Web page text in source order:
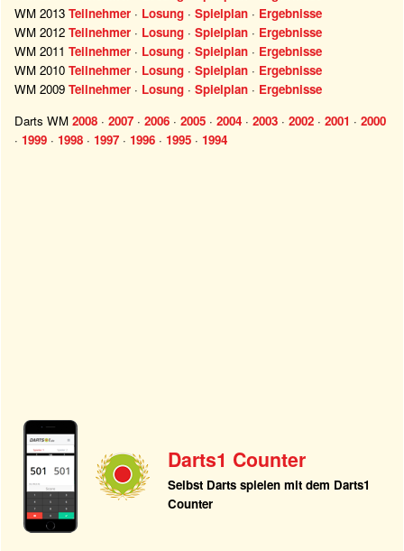
WM 2013 Teilnehmer · Losung · Spielplan · Ergebnisse
WM 2012 Teilnehmer · Losung · Spielplan · Ergebnisse
WM 2011 Teilnehmer · Losung · Spielplan · Ergebnisse
WM 2010 Teilnehmer · Losung · Spielplan · Ergebnisse
WM 2009 Teilnehmer · Losung · Spielplan · Ergebnisse
Darts WM 2008 · 2007 · 2006 · 2005 · 2004 · 2003 · 2002 · 2001 · 2000
· 1999 · 1998 · 1997 · 1996 · 1995 · 1994
Darts1 Counter
Selbst Darts spielen mit dem Darts1
Counter